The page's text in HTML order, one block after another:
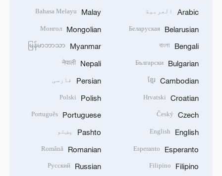
Arabic العربية
Belarusian
Беларуская
Bengali
বাংলা
Bulgarian
Български
Cambodian
ខ្មែរ
Croatian
Hrvatski
Czech
Český
English
English
Esperanto
Esperanto
Filipino
Filipino
Malay
Bahasa Melayu
Mongolian
Монгол
Myanmar
မြန်မာဘာသာ
Nepali
नेपाली
Persian فارسی
Polish
Polski
Portuguese
Português
Pashto پښتو
Romanian
Română
Russian
Русский